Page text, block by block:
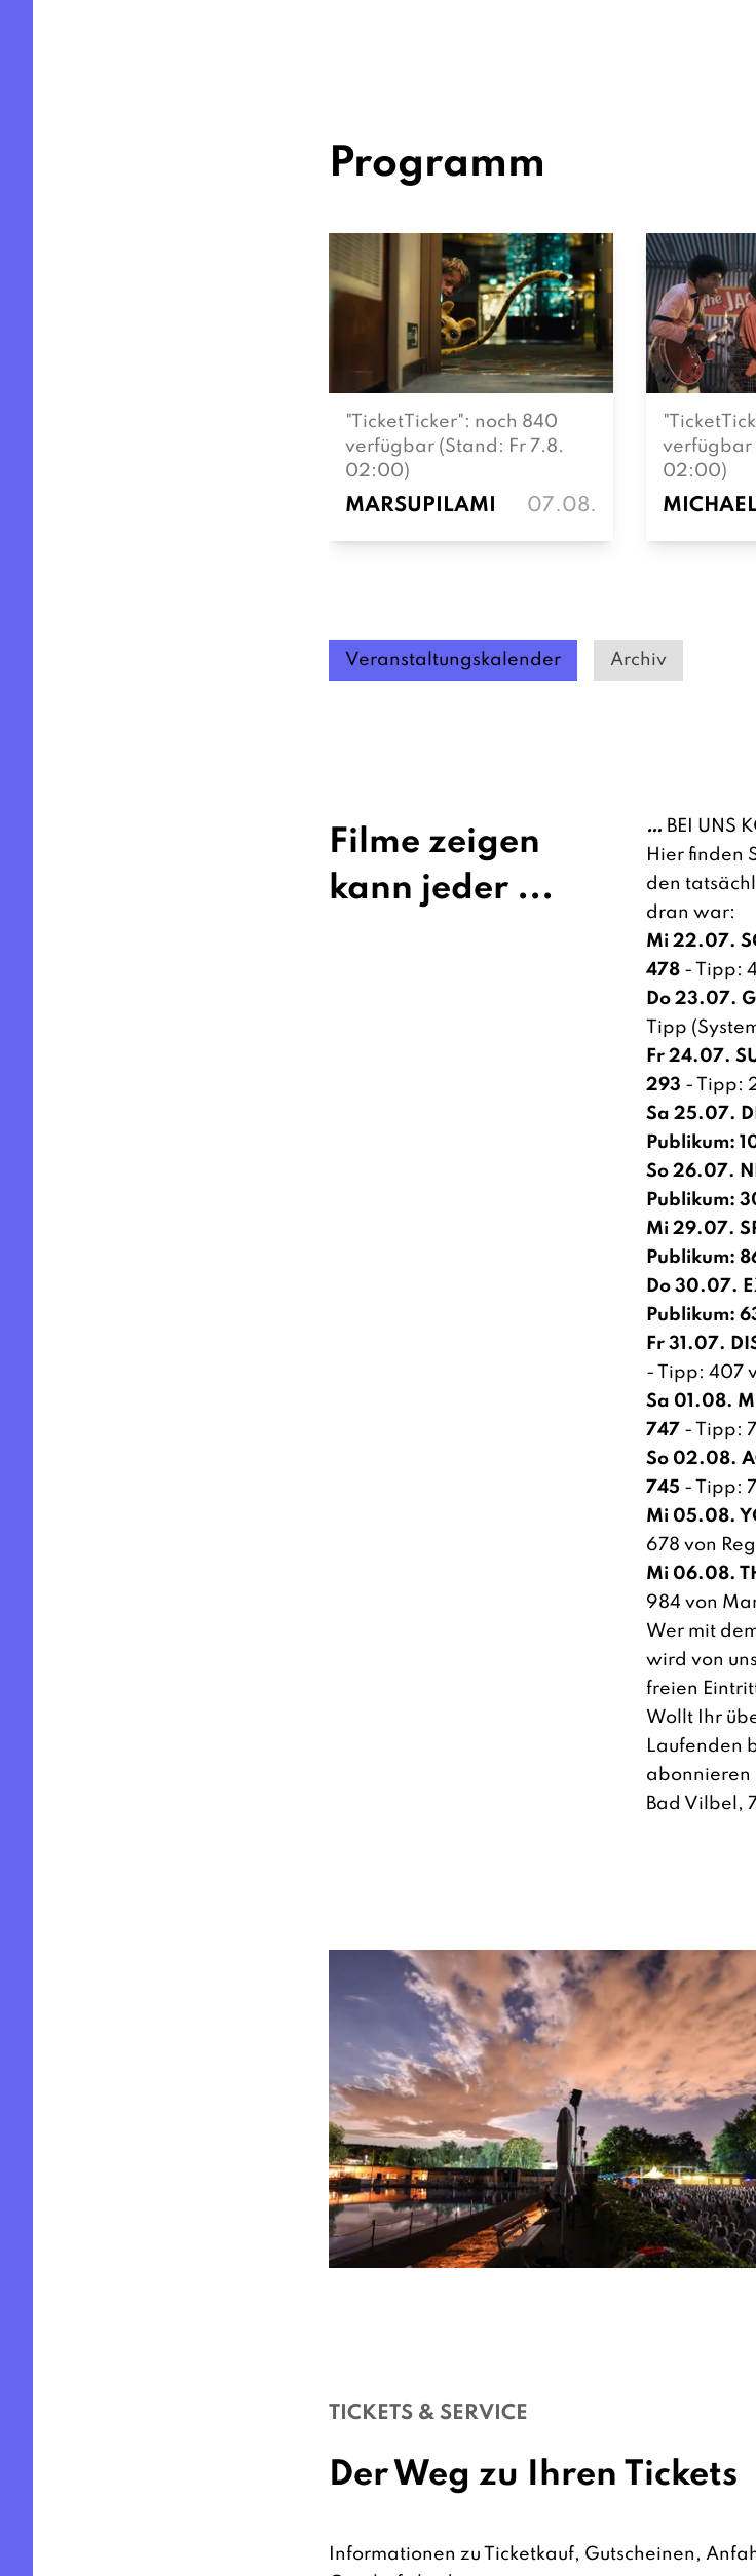
Programm
"TicketTicker": noch 840
verfügbar (Stand: Fr 7.8.
02:00)
MARSUPILAMI 07.08.
verfügbar
02:00)
Veranstaltungskalender Archiv
Filme zeigen
kann jeder ...
… BEI UNS
Hier finden
den
dran war:
Mi 22.07.
478 - Tipp:
Do 23.07.
Tipp
Fr 24.07.
293 - Tipp:
Sa 25.07.
Publikum:
So 26.07.
Publikum:
Mi 29.07.
Publikum:
Do 30.07.
Publikum:
Fr 31.07.
- Tipp: 407
Sa 01.08.
747 - Tipp:
So 02.08.
745 - Tipp:
Mi 05.08.
678 von
Mi 06.08.
984 von
Wer mit
wird von
freien
Wollt Ihr
Laufenden
abonnieren
Bad Vilbel,
TICKETS & SERVICE
Der Weg zu Ihren Tickets
Informationen zu Ticketkauf, Gutscheinen,